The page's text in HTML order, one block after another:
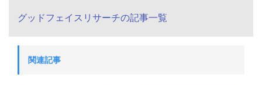
グッドフェイスリサーチの記事一覧
関連記事